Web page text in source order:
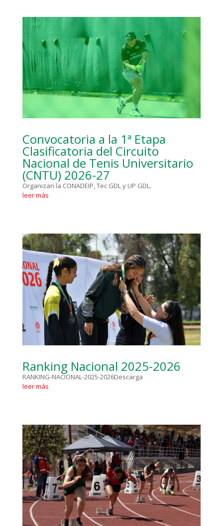
Convocatoria a la 1ª Etapa
Clasificatoria del Circuito
Nacional de Tenis Universitario
(CNTU) 2026-27
Organizan la CONADEIP, Tec GDL y UP GDL.
leer más
Ranking Nacional 2025-2026
RANKING-NACIONAL-2025-2026Descarga
leer más